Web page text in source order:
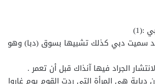
:(1)
سميت دبي كذلك تشبيها بسوق (دبا) وهو
هي المرأة التي ردت القوم يوم غاروا